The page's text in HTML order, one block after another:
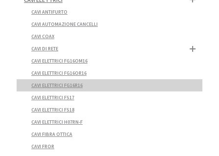
CAVI ANTIFURTO
CAVI AUTOMAZIONE CANCELLI
CAVI COAX
CAVI DI RETE
CAVI ELETTRICI FG16OM16
CAVI ELETTRICI FG16OR16
CAVI ELETTRICI FG16R16
CAVI ELETTRICI FS17
CAVI ELETTRICI FS18
CAVI ELETTRICI H07RN-F
CAVI FIBRA OTTICA
CAVI FROR